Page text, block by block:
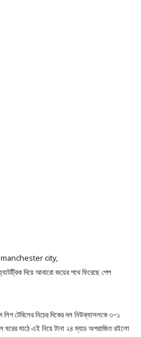
দিয়ে আবারো জয়ের পথে ফিরেছে পেপ
লিগ টেবিলের নিচের দিকের দল নিউক্যাসলকে ৩-১
ঘরের মাঠে এই নিয়ে টানা ২৪ ম্যাচ অপরাজিত রইলো